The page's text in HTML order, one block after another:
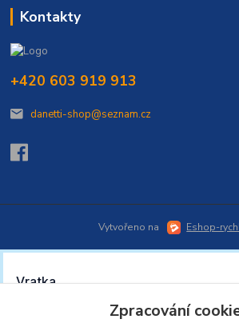
Kontakty
+420 603 919 913
danetti-shop@seznam.cz
Vytvořeno na Eshop-
Zpracování